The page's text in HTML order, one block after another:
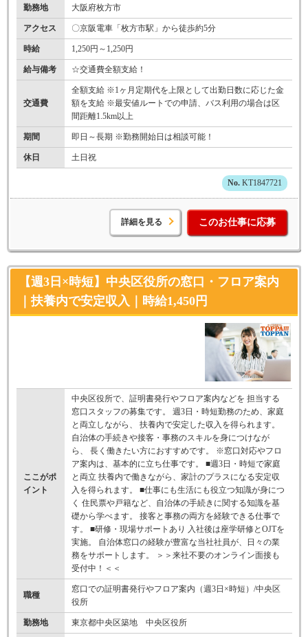
勤務地 大阪府枚方市
アクセス 〇京阪電車「枚方市駅」から徒歩約5分
時給 1,250円～1,250円
給与備考 ☆交通費全額支給！
交通費
全額支給 ※1ヶ月定期代を上限として出勤日数に応じた金
額を支給 ※最安値ルートでの申請、バス利用の場合は区
間距離1.5km以上
期間 即日～長期 ※勤務開始日は相談可能！
休日 土日祝
KT1847721
詳細を見る このお仕事に応募
【週3日×時短】中央区役所の窓口・フロア案内
｜扶養内で安定収入｜時給1,450円
ここがポ
イント
中央区役所で、証明書発行やフロア案内などを 担当する
窓口スタッフの募集です。 週3日・時短勤務のため、家庭
と両立しながら、 扶養内で安定した収入を得られます。
自治体の手続きや接客・事務のスキルを身につけなが
ら、 長く働きたい方におすすめです。 ※窓口対応やフロ
ア案内は、基本的に立ち仕事です。 ■週3日・時短で家庭
と両立 扶養内で働きながら、家計のプラスになる安定収
入を得られます。 ■仕事にも生活にも役立つ知識が身につ
く 住民票や戸籍など、自治体の手続きに関する知識を基
礎から学べます。 接客と事務の両方を経験できる仕事で
す。 ■研修・現場サポートあり 入社後は座学研修とOJTを
実施。 自治体窓口の経験が豊富な当社社員が、日々の業
務をサポートします。 ＞＞来社不要のオンライン面接も
受付中！＜＜
職種
窓口での証明書発行やフロア案内（週3日×時短）/中央区
役所
勤務地 東京都中央区築地 中央区役所